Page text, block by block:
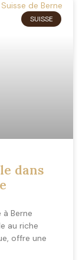
SUISSE
dans
Berne
au riche
offre une